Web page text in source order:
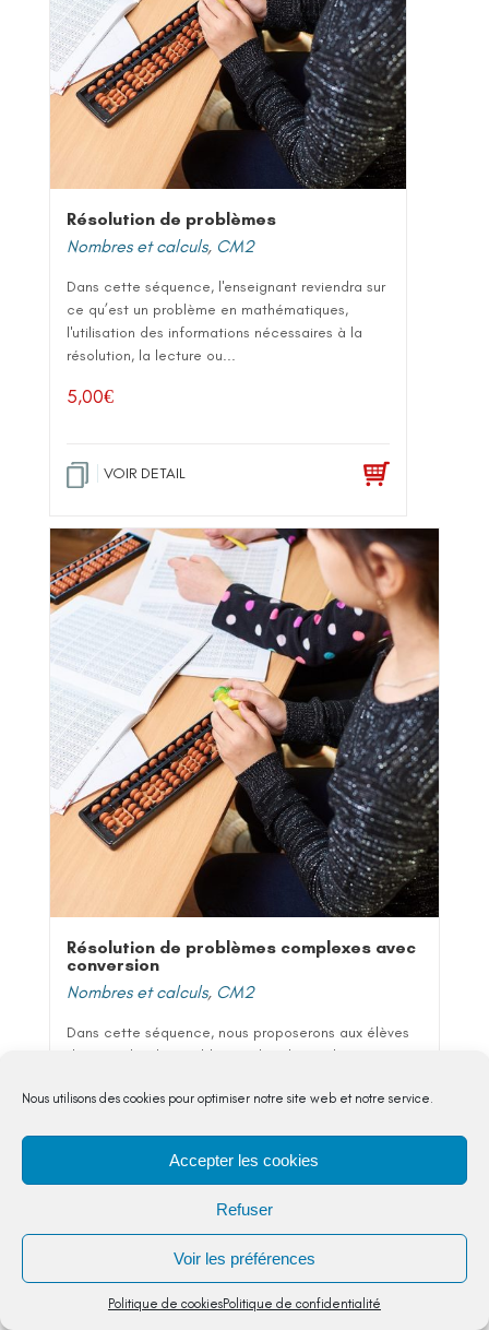
Nous utilisons des cookies pour optimiser notre site web et notre service.
Accepter les cookies
Refuser
Voir les préférences
Politique de cookiesPolitique de confidentialité
Résolution de problèmes
Nombres et calculs, CM2
Dans cette séquence, l'enseignant reviendra sur
ce qu’est un problème en mathématiques,
l'utilisation des informations nécessaires à la
résolution, la lecture ou...
5,00€
VOIR DETAIL
Résolution de problèmes complexes avec
conversion
Nombres et calculs, CM2
Dans cette séquence, nous proposerons aux élèves
de résoudre des problèmes dont la résolution
longueur,...
5,00€